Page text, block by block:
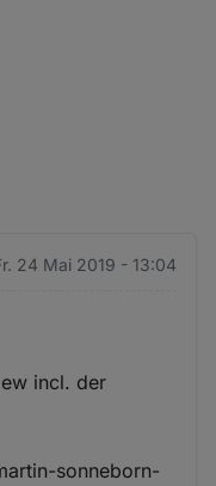
24 Mai 2019 - 13:04
incl. der
sonneborn-